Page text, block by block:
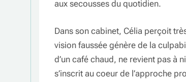
aux secousses du quotidien.
Dans son cabinet, Célia perçoit
vision faussée génère de la
d’un café chaud, ne revient pas à
s’inscrit au coeur de l’approche